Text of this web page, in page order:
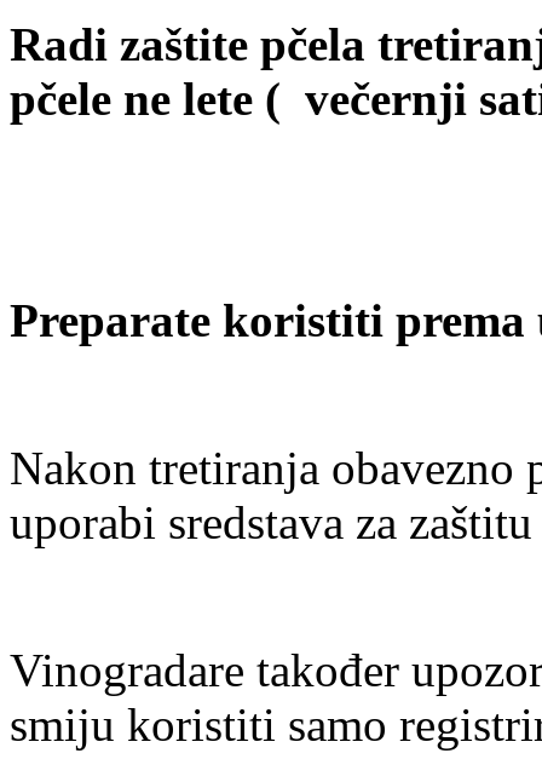
Radi zaštite pčela
pčele ne lete ( večernji
Preparate koristiti prema
Nakon tretiranja
uporabi sredstava za
Vinogradare također
smiju koristiti samo